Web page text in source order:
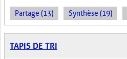
Partage (13) Synthèse (19)
TAPIS DE TRI